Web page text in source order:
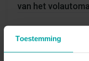
Toestemming
van het
HUPPA